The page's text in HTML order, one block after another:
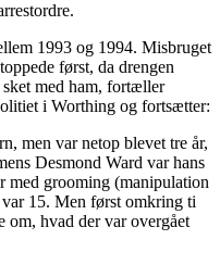
1993 og 1994. Misbruget
først, da drengen
med ham, fortæller
i Worthing og fortsætter:
men var netop blevet tre år,
Desmond Ward var hans
med grooming (manipulation
15. Men først omkring ti
om, hvad der var overgået